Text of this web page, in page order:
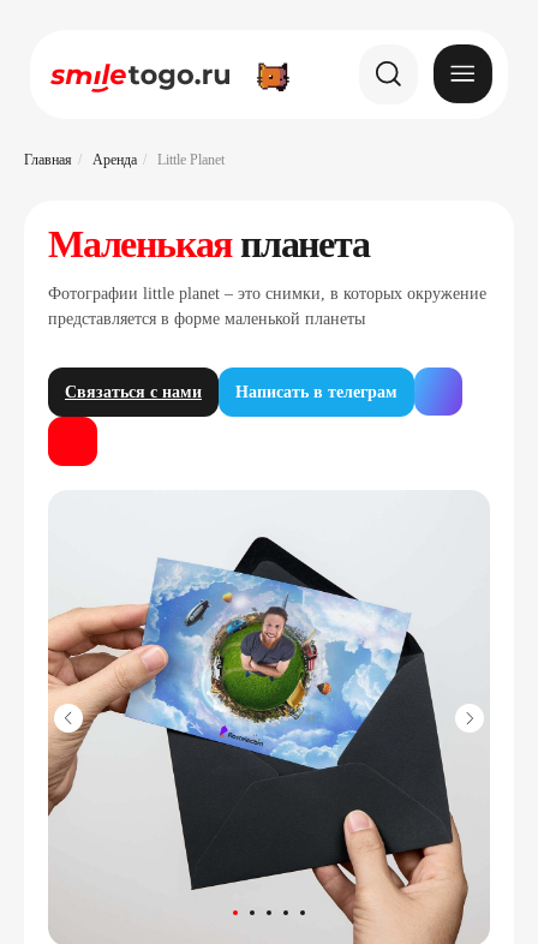
Главная / Аренда / Little Planet
Маленькаяпланета
Фотографии little planet – это снимки, в которых окружение
представляется в форме маленькой планеты
Связаться с нами